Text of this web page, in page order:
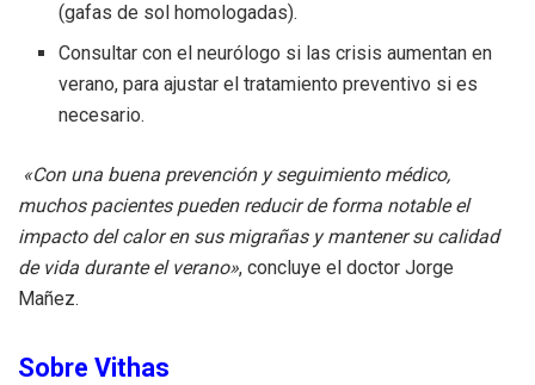
(gafas de sol homologadas).
Consultar con el neurólogo si las crisis aumentan en
verano, para ajustar el tratamiento preventivo si es
necesario.
«Con una buena prevención y seguimiento médico,
muchos pacientes pueden reducir de forma notable el
impacto del calor en sus migrañas y mantener su calidad
de vida durante el verano», concluye el doctor Jorge
Mañez.
Sobre Vithas